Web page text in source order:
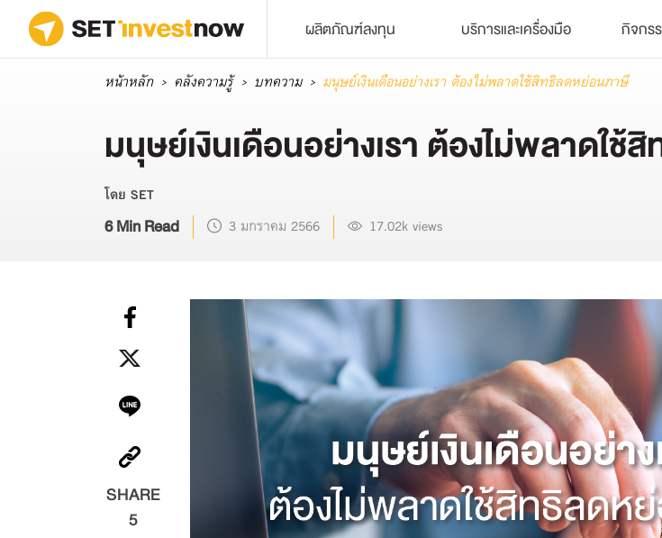
ผลิตภัณฑ์ลงทุน บริการและเครื่องมือ กิจกร
หน้าหลัก คลังความรู้ บทความ มนุษย์เงินเดือนอย่างเรา ต้องไม่พลาดใช้สิทธิลดหย่อนภาษี
มนุษย์เงินเดือนอย่างเรา ต้องไม่พลาดใ
โดย SET
6 Min Read 3 มกราคม 2566 17.02k views
SHARE
5